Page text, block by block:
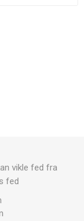
vikle fed fra
fed